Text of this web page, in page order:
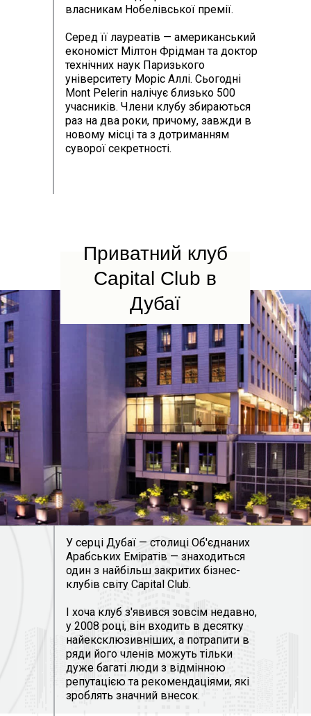
власникам Нобелівської премії.
Серед її лауреатів — американський
економіст Мілтон Фрідман та доктор
технічних наук Паризького
університету Моріс Аллі. Сьогодні
Mont Pelerin налічує близько 500
учасників. Члени клубу збираються
раз на два роки, причому, завжди в
новому місці та з дотриманням
суворої секретності.
У серці Дубаї — столиці Об'єднаних
Арабських Еміратів — знаходиться
один з найбільш закритих бізнес-
клубів світу Capital Club.
І хоча клуб з'явився зовсім недавно,
у 2008 році, він входить в десятку
найексклюзивніших, а потрапити в
ряди його членів можуть тільки
дуже багаті люди з відмінною
репутацією та рекомендаціями, які
зроблять значний внесок.
Приватний клуб
Capital Club в
Дубаї